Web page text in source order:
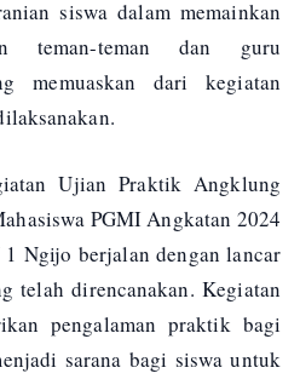
siswa dalam memainkan
teman-teman dan guru
memuaskan dari kegiatan
Ujian Praktik Angklung
PGMI Angkatan 2024
Ngijo berjalan dengan lancar
telah direncanakan. Kegiatan
pengalaman praktik bagi
sarana bagi siswa untuk